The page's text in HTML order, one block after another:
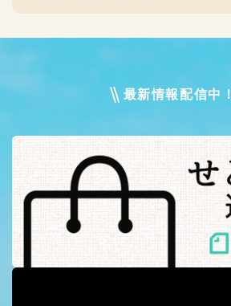
最新情報配信中！